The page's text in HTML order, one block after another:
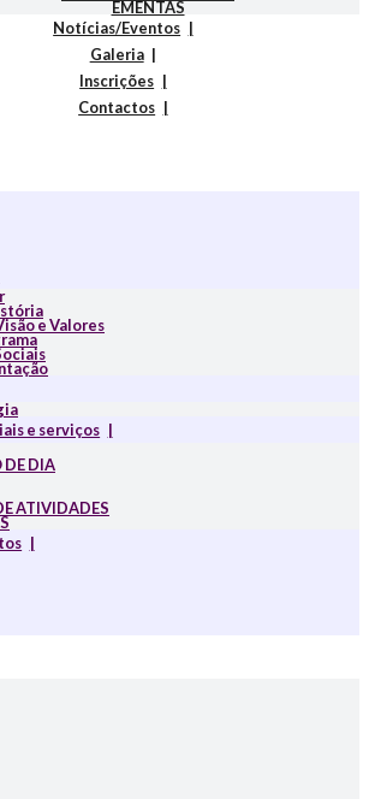
EMENTAS
Notícias/Eventos
Galeria
Inscrições
Contactos
e Valores
e serviços
DE DIA
ATIVIDADES